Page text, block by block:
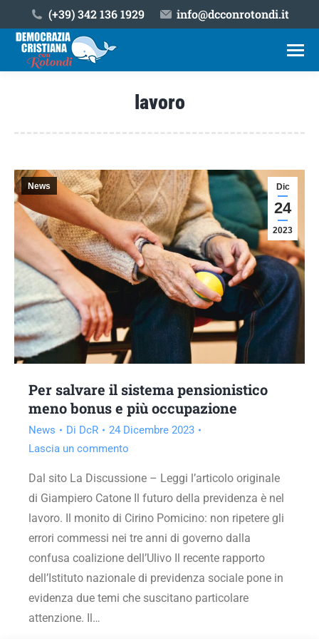
(+39) ‎342 136 1929 info@dcconrotondi.it
lavoro
Dic
24
2023
News
Per salvare il sistema pensionistico
meno bonus e più occupazione
News Di DcR
24 Dicembre 2023
Lascia un commento
Dal sito La Discussione – Leggi l’articolo originale
di Giampiero Catone Il futuro della previdenza è nel
lavoro. Il monito di Cirino Pomicino: non ripetere gli
errori commessi nei tre anni di governo dalla
confusa coalizione dell’Ulivo Il recente rapporto
dell’Istituto nazionale di previdenza sociale pone in
evidenza due temi che suscitano particolare
attenzione. Il…